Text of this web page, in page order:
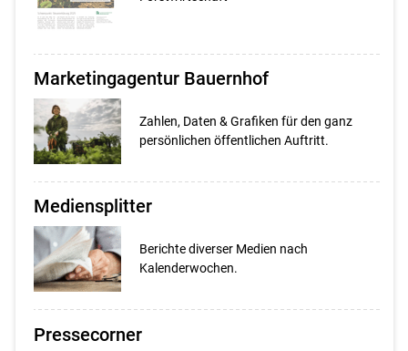
Marketingagentur Bauernhof
Zahlen, Daten & Grafiken für den ganz
persönlichen öffentlichen Auftritt.
Mediensplitter
Berichte diverser Medien nach
Kalenderwochen.
Pressecorner